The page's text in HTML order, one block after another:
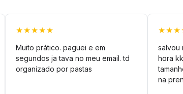
★★★★★
Muito prático. paguei e em
segundos ja tava no meu email. td
organizado por pastas
salvou
hora
na